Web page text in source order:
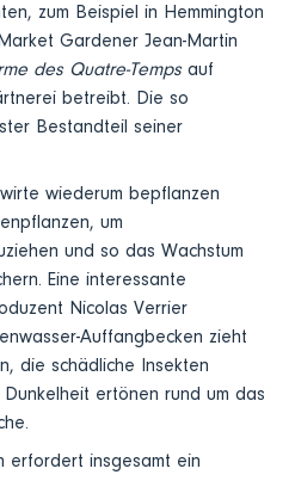
zum Beispiel in Hemmington
Gardener Jean-Martin
des Quatre-Tempsauf
betreibt. Die so
Bestandteil seiner
wiederum bepflanzen
um
und so das Wachstum
Eine interessante
Nicolas Verrier
Auffangbecken zieht
die schädliche Insekten
ertönen rund um das
erfordert insgesamt ein